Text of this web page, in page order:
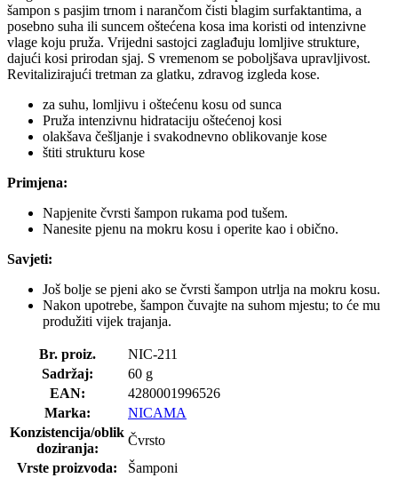
šampon s pasjim trnom i narančom čisti blagim surfaktantima, a
posebno suha ili suncem oštećena kosa ima koristi od intenzivne
vlage koju pruža. Vrijedni sastojci zaglađuju lomljive strukture,
dajući kosi prirodan sjaj. S vremenom se poboljšava upravljivost.
Revitalizirajući tretman za glatku, zdravog izgleda kose.
za suhu, lomljivu i oštećenu kosu od sunca
Pruža intenzivnu hidrataciju oštećenoj kosi
olakšava češljanje i svakodnevno oblikovanje kose
štiti strukturu kose
Primjena:
Napjenite čvrsti šampon rukama pod tušem.
Nanesite pjenu na mokru kosu i operite kao i obično.
Savjeti:
Još bolje se pjeni ako se čvrsti šampon utrlja na mokru kosu.
Nakon upotrebe, šampon čuvajte na suhom mjestu; to će mu
produžiti vijek trajanja.
Br. proiz.
NIC-211
Sadržaj:
60 g
EAN:
4280001996526
Marka:
NICAMA
Konzistencija/oblik
doziranja:
Čvrsto
Vrste proizvoda:
Šamponi